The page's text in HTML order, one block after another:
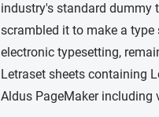
industry's standard dummy
scrambled it to make a
electronic typesetting,
Letraset sheets containing
Aldus PageMaker including